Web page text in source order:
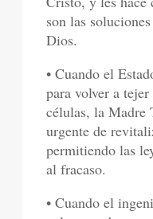
son las
Dios.
• Cuando el
para volver a
células, la Madre
urgente de
permitiendo las
al fracaso.
• Cuando el